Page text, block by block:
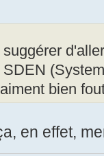
bien
en effet,